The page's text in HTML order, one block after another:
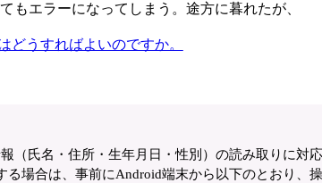
もエラーになってしまう。途方に暮れたが、
どうすればよいのですか。
（氏名・住所・生年月日・性別）の読み取りに対
場合は、事前にAndroid端末から以下のとおり、